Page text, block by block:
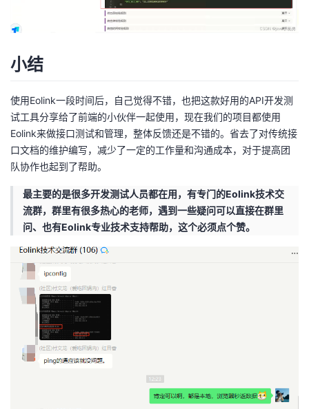
小结
使用Eolink一段时间后，自己觉得不错，也把这款好用的API开发测
试工具分享给了前端的小伙伴一起使用，现在我们的项目都使用
Eolink来做接口测试和管理，整体反馈还是不错的。省去了对传统接
口文档的维护编写，减少了一定的工作量和沟通成本，对于提高团
队协作也起到了帮助。
最主要的是很多开发测试人员都在用，有专门的Eolink技术交
流群，群里有很多热心的老师，遇到一些疑问可以直接在群里
问、也有Eolink专业技术支持帮助，这个必须点个赞。